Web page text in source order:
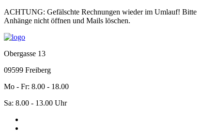
ACHTUNG: Gefälschte Rechnungen wieder im Umlauf! Bitte
Anhänge nicht öffnen und Mails löschen.
Obergasse 13
09599 Freiberg
Mo - Fr: 8.00 - 18.00
Sa: 8.00 - 13.00 Uhr